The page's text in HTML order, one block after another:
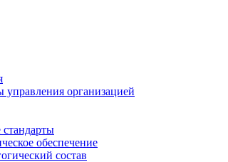
управления организацией
обеспечение
состав